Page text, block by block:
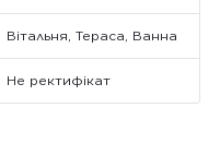
Вітальня, Тераса, Ванна
Не ректифікат